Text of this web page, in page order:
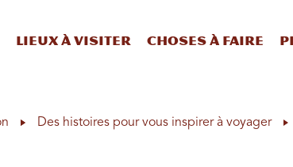
Lieux à visiter Choses à faire
Des histoires pour vous inspirer à voyager